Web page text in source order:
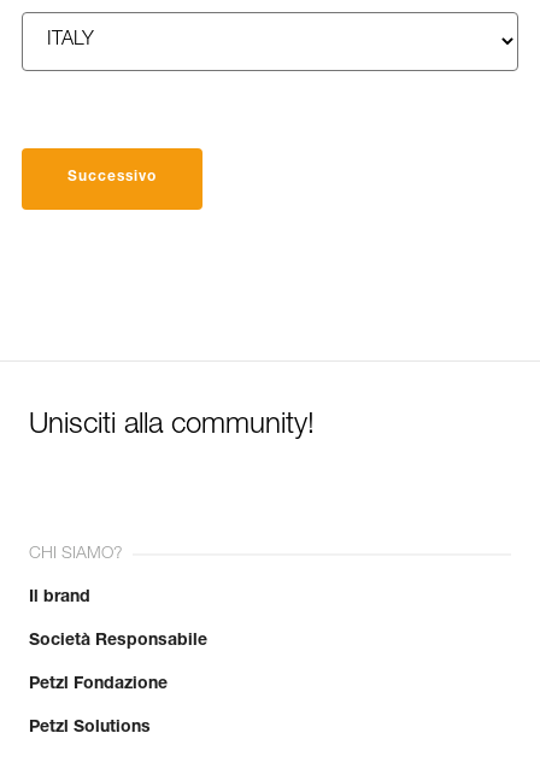
Successivo
Unisciti alla community!
CHI SIAMO?
Il brand
Società Responsabile
Petzl Fondazione
Petzl Solutions